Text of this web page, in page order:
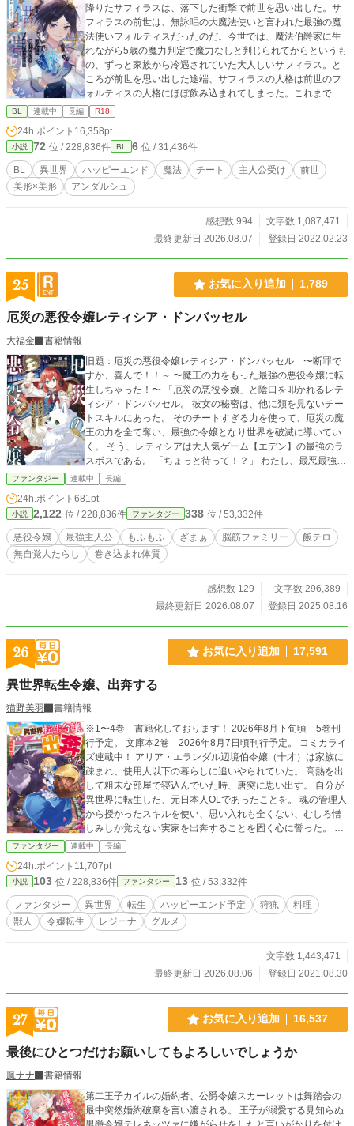
降りたサフィラスは、落下した衝撃で前世を思い出した。サ
フィラスの前世は、無詠唱の大魔法使いと言われた最強の魔
法使いフォルティスだったのだ。今世では、魔法伯爵家に生
れながら5歳の魔力判定で魔力なしと判じられてからというも
の、ずっと家族から冷遇されていた大人しいサフィラス。と
ころが前世を思い出した途端、サフィラスの人格は前世のフ
ォルティスの人格にほぼ飲み込まれてしまった。これまでの
可哀想なサフィラスよ、さようなら。これからは我慢も自重
もしない。転生する前に、女神から与えられた強運という祝
福と無敵の魔法で、これまで虐げられてきたサフィラスは人
生を謳歌することを決意する！主人公が1ミリもピンチに陥ら
ないお気楽な話です。恋愛＆ラブHは物語後半に予定。
BL 連載中 長編 R18
24h.ポイント 16,358pt
小説 72 位 / 228,836件 BL 6 位 / 31,436件
BL 異世界 ハッピーエンド 魔法 チート 主人公受け
前世
美形×美形
アンダルシュ
感想数 994
文字数 1,087,471
最終更新日 2026.08.07
登録日 2022.02.23
25 お気に入り追加 1,789
厄災の悪役令嬢レティシア・ドンバッセル
大福金
書籍情報
旧題：厄災の悪役令嬢レティシア・ドンバッセル 〜断罪で
すか、喜んで！！～ 〜魔王の力をもった最強の悪役令嬢に転
生しちゃった！〜 「厄災の悪役令嬢」と陰口を叩かれるレテ
ィシア・ドンバッセル。 彼女の秘密は、他に類を見ないチー
トスキルにあった。 そのチートすぎる力を使って、厄災の魔
王の力を全て奪い、最強の令嬢となり世界を破滅に導いてい
く。 そう、レティシアは大人気ゲーム【エデン】の最強のラ
スボスである。 「ちょっと待って！？」 わたし、最悪最強の
悪役令嬢レティシアに転生しちゃった！？ これは、ラスボス
になりたくない主人公が、必死にのんびりスローライフを目
指すお話。 もちろん最強の力をもった主人公が、のんびり出
来る訳もなく、色々と巻き込まれてしまうわけで……
ファンタジー 連載中 長編
24h.ポイント 681pt
小説 2,122 位 / 228,836件 ファンタジー 338 位 / 53,332件
悪役令嬢 最強主人公 もふもふ ざまぁ 脳筋ファミリー
飯テロ
無自覚人たらし
巻き込まれ体質
感想数 129
文字数 296,389
最終更新日 2026.08.07
登録日 2025.08.16
26 お気に入り追加 17,591
異世界転生令嬢、出奔する
猫野美羽
書籍情報
※1〜4巻 書籍化しております！ 2026年8月下旬頃 5巻刊
行予定。 文庫本2巻 2026年8月7日頃刊行予定。 コミカライ
ズ連載中！ アリア・エランダル辺境伯令嬢（十才）は家族に
疎まれ、使用人以下の暮らしに追いやられていた。 高熱を出
して粗末な部屋で寝込んでいた時、唐突に思い出す。 自分が
異世界に転生した、元日本人OLであったことを。 魂の管理人
から授かったスキルを使い、思い入れも全くない、むしろ憎
しみしか覚えない実家を出奔することを固く心に誓った。 こ
の最強の『無限収納EX』スキルを使って、元々は私のものだ
った財産を根こそぎ奪ってやる！ 外見だけは可憐な少女は逞
しく異世界をサバイバルする。
ファンタジー 連載中 長編
24h.ポイント 11,707pt
小説 103 位 / 228,836件 ファンタジー 13 位 / 53,332件
ファンタジー 異世界 転生 ハッピーエンド予定 狩猟
料理
獣人
令嬢転生 レジーナ グルメ
文字数 1,443,471
最終更新日 2026.08.06
登録日 2021.08.30
27 お気に入り追加 16,537
最後にひとつだけお願いしてもよろしいでしょうか
鳳ナナ
書籍情報
第二王子カイルの婚約者、公爵令嬢スカーレットは舞踏会の
最中突然婚約破棄を言い渡される。 王子が溺愛する見知らぬ